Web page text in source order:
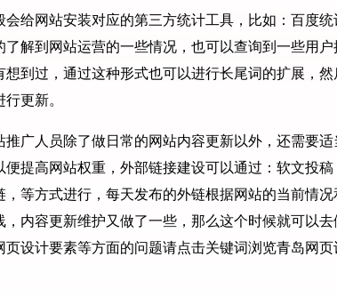
给网站安装对应的第三方统计工具，比如：百度统
解到网站运营的一些情况，也可以查询到一些用户
到过，通过这种形式也可以进行长尾词的扩展，然
更新。
推广人员除了做日常的网站内容更新以外，还需要适
便提高网站权重，外部链接建设可以通过：软文投稿
等方式进行，每天发布的外链根据网站的当前情况
内容更新维护又做了一些，那么这个时候就可以去
设计要素等方面的问题请点击关键词浏览青岛网页